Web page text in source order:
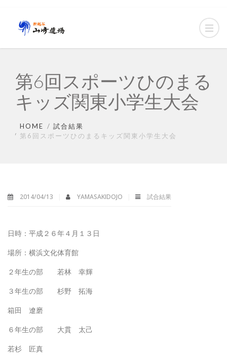
第6回スポーツひのまる
キッズ関東小学生大会
HOME
試合結果
第6回スポーツひのまるキッズ関東小学生大会
2014/04/13 YAMASAKIDOJO 試合結果
日時：平成２６年４月１３日
場所：横浜文化体育館
２年生の部 若林 幸輝
３年生の部 杉野 拓海
箱田 遼磨
６年生の部 大貫 太己
若杉 匠真